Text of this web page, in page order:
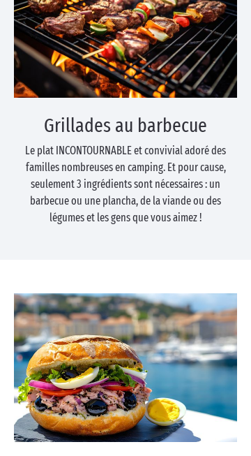
Grillades au barbecue
Le plat INCONTOURNABLE et convivial adoré des
familles nombreuses en camping. Et pour cause,
seulement 3 ingrédients sont nécessaires : un
barbecue ou une plancha, de la viande ou des
légumes et les gens que vous aimez !